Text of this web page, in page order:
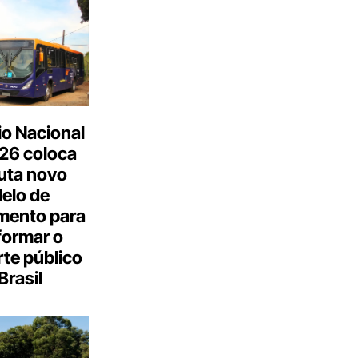
Nacional
coloca
novo
de
para
o
público